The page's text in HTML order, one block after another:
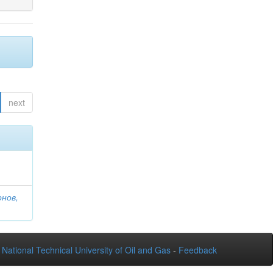
next
Technical University of Oil and Gas- Feedback